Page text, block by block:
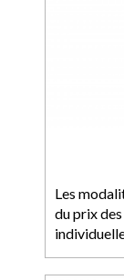
Les
du prix